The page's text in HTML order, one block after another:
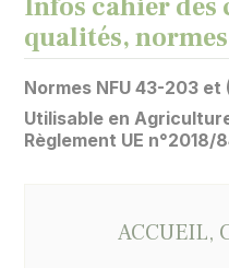
Infos cahier des
qualités,
Normes NFU 43-203
Utilisable en
Règlement UE n°2018/
ACCUEIL,